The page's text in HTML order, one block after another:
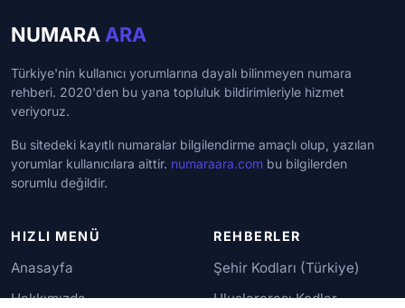
NUMARA ARA
Türkiye'nin kullanıcı yorumlarına dayalı bilinmeyen numara
rehberi. 2020'den bu yana topluluk bildirimleriyle hizmet
veriyoruz.
Bu sitedeki kayıtlı numaralar bilgilendirme amaçlı olup, yazılan
yorumlar kullanıcılara aittir. numaraara.com bu bilgilerden
sorumlu değildir.
HIZLI MENÜ
Anasayfa
Hakkımızda
REHBERLER
Şehir Kodları (Türkiye)
Uluslararası Kodlar